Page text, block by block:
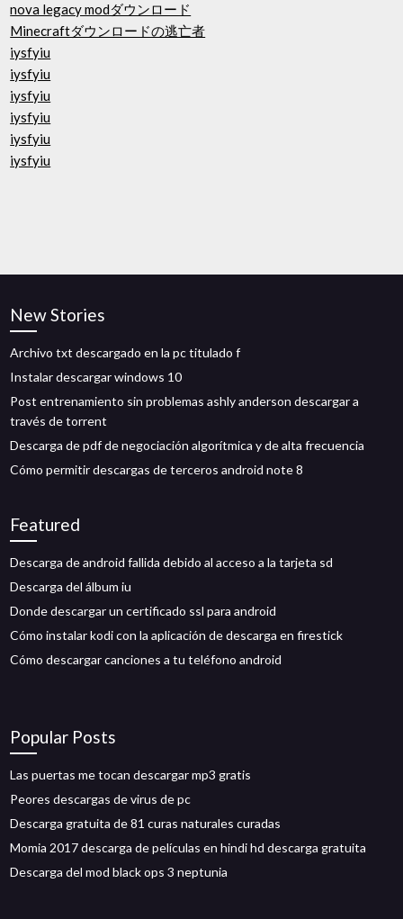
nova legacy modダウンロード
Minecraftダウンロードの逃亡者
iysfyiu
iysfyiu
iysfyiu
iysfyiu
iysfyiu
iysfyiu
New Stories
Archivo txt descargado en la pc titulado f
Instalar descargar windows 10
Post entrenamiento sin problemas ashly anderson descargar a
través de torrent
Descarga de pdf de negociación algorítmica y de alta frecuencia
Cómo permitir descargas de terceros android note 8
Featured
Descarga de android fallida debido al acceso a la tarjeta sd
Descarga del álbum iu
Donde descargar un certificado ssl para android
Cómo instalar kodi con la aplicación de descarga en firestick
Cómo descargar canciones a tu teléfono android
Popular Posts
Las puertas me tocan descargar mp3 gratis
Peores descargas de virus de pc
Descarga gratuita de 81 curas naturales curadas
Momia 2017 descarga de películas en hindi hd descarga gratuita
Descarga del mod black ops 3 neptunia